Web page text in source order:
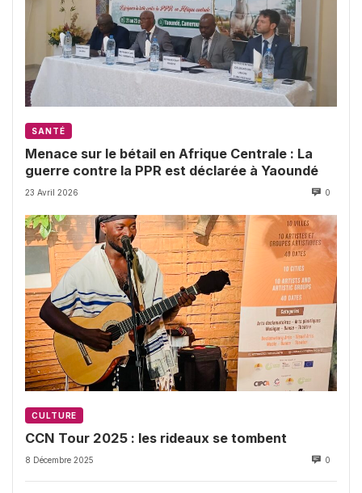
SANTÉ
Menace sur le bétail en Afrique Centrale : La
guerre contre la PPR est déclarée à Yaoundé
23 Avril 2026 0
CULTURE
CCN Tour 2025 : les rideaux se tombent
8 Décembre 2025 0